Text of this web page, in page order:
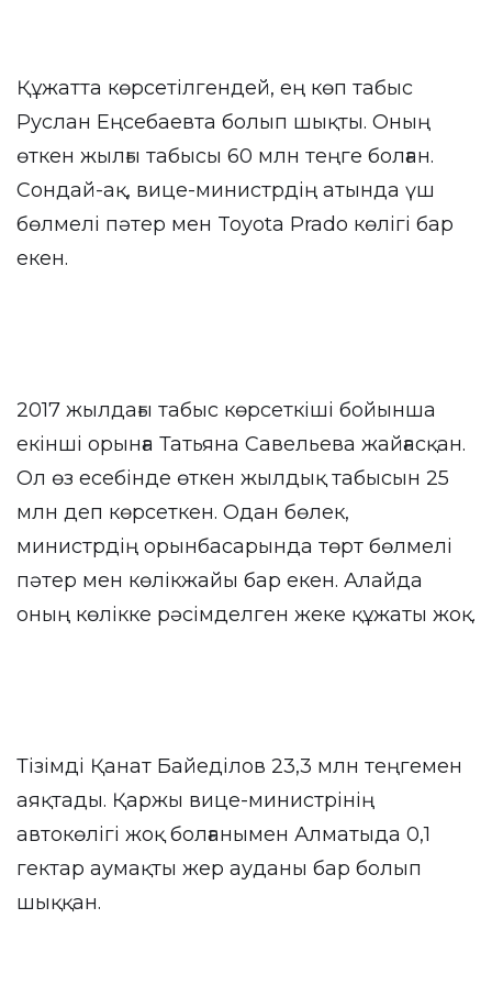
Құжатта көрсетілгендей, ең көп табыс
Руслан Еңсебаевта болып шықты. Оның
өткен жылғы табысы 60 млн теңге болған.
Сондай-ақ, вице-министрдің атында үш
бөлмелі пәтер мен Toyota Prado көлігі бар
екен.
2017 жылдағы табыс көрсеткіші бойынша
екінші орынға Татьяна Савельева жайғасқан.
Ол өз есебінде өткен жылдық табысын 25
млн деп көрсеткен. Одан бөлек,
министрдің орынбасарында төрт бөлмелі
пәтер мен көлікжайы бар екен. Алайда
оның көлікке рәсімделген жеке құжаты жоқ.
Тізімді Қанат Байеділов 23,3 млн теңгемен
аяқтады. Қаржы вице-министрінің
автокөлігі жоқ болғанымен Алматыда 0,1
гектар аумақты жер ауданы бар болып
шыққан.